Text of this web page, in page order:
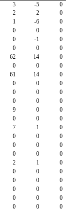
3 -5
0
2 2
0
1 -6
0
0 0
0
0 -1
0
0 0
0
62 14
0
0 0
0
61 14
0
0 0
0
0 0
0
0 0
0
9 0
0
0 0
0
7 -1
0
0 0
0
0 0
0
0 0
0
2 1
0
0 0
0
0 0
0
0 0
0
0 0
0
0 0
0